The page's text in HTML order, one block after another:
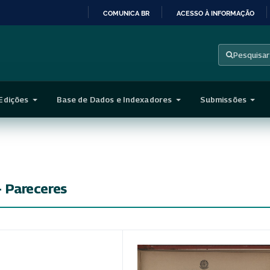
CONTEÚDO
COMUNICA BR ACESSO À INFORMAÇÃO
Pesquisar
Base de Dados e Indexadores Submissões
Pareceres